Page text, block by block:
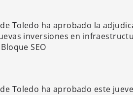
Toledo ha aprobado la
inversiones en
SEO
Toledo ha aprobado este